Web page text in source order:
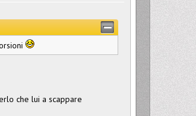
che lui a scappare